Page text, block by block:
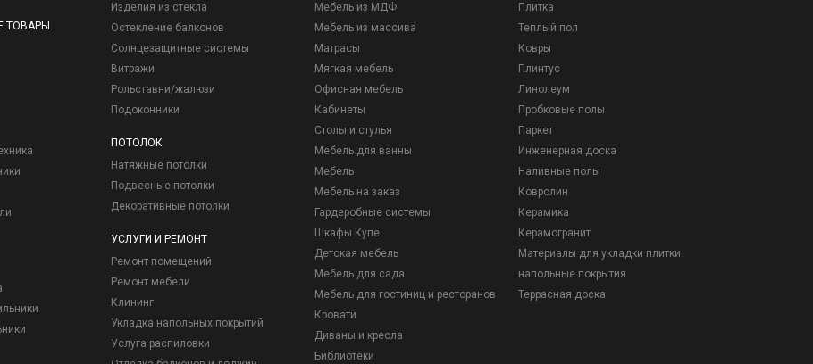
ТОВАРЫ
Изделия из стекла
Остекление балконов
Солнцезащитные системы
Витражи
Рольставни/жалюзи
Подоконники
ПОТОЛОК
Натяжные потолки
Подвесные потолки
Декоративные потолки
УСЛУГИ И РЕМОНТ
Ремонт помещений
Ремонт мебели
Клининг
Укладка напольных покрытий
Услуга распиловки
Мебель из МДФ
Мебель из массива
Матрасы
Мягкая мебель
Офисная мебель
Кабинеты
Столы и стулья
Мебель для ванны
Мебель
Мебель на заказ
Гардеробные системы
Шкафы Купе
Детская мебель
Мебель для сада
Мебель для гостиниц и ресторанов
Кровати
Диваны и кресла
Библиотеки
Плитка
Теплый пол
Ковры
Плинтус
Линолеум
Пробковые полы
Паркет
Инженерная доска
Наливные полы
Ковролин
Керамика
Керамогранит
Материалы для укладки плитки
напольные покрытия
Террасная доска